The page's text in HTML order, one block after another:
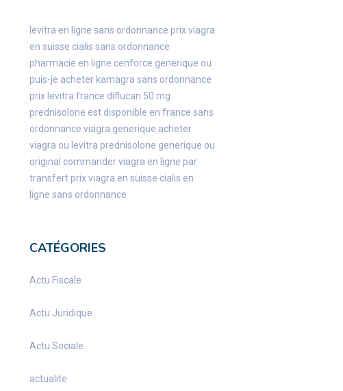
levitra en ligne sans ordonnance prix viagra
en suisse cialis sans ordonnance
pharmacie en ligne cenforce generique ou
puis-je acheter kamagra sans ordonnance
prix levitra france diflucan 50 mg
prednisolone est disponible en france sans
ordonnance viagra generique acheter
viagra ou levitra prednisolone generique ou
original commander viagra en ligne par
transfertprix viagra en suisse cialis en
ligne sans ordonnance
CATÉGORIES
Actu Fiscale
Actu Juridique
Actu Sociale
actualite